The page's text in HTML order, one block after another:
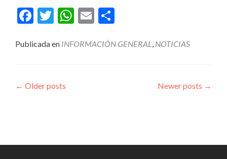
Facebook
Twitter WhatsApp
Email
Publicada en INFORMACIÓN GENERAL, NOTICIAS
Posts
← Older posts Newer posts →